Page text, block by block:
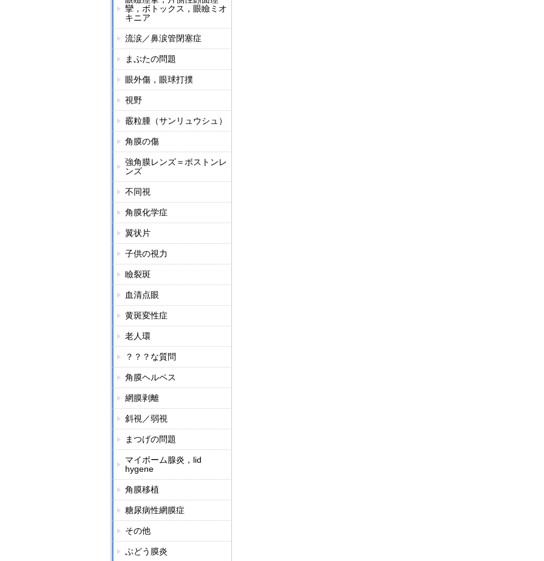
攣，ボトックス，眼瞼ミオ
キニア
流涙／鼻涙管閉塞症
まぶたの問題
眼外傷，眼球打撲
視野
霰粒腫（サンリュウシュ）
角膜の傷
強角膜レンズ＝ボストンレ
ンズ
不同視
角膜化学症
翼状片
子供の視力
瞼裂斑
血清点眼
黄斑変性症
老人環
？？？な質問
角膜ヘルペス
網膜剥離
斜視／弱視
まつげの問題
マイボーム腺炎，lid
hygene
角膜移植
糖尿病性網膜症
その他
ぶどう膜炎